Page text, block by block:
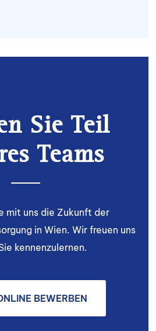
Sie Teil
Teams
mit uns die Zukunft der
in Wien. Wir freuen uns
kennenzulernen.
BEWERBEN